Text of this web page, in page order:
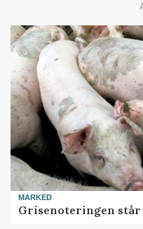
MARKED
Grisenoteringen